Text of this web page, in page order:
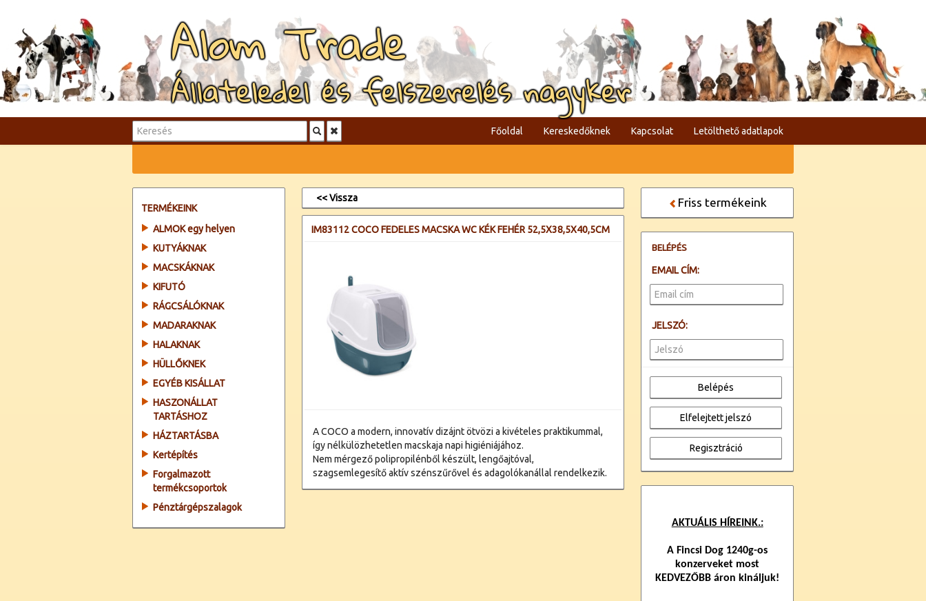
Alom Trade
Állateledel és felszerelés nagyker
Főoldal Kereskedőknek Kapcsolat Letölthető adatlapok
TERMÉKEINK
ALMOK egy helyen
KUTYÁKNAK
MACSKÁKNAK
KIFUTÓ
RÁGCSÁLÓKNAK
MADARAKNAK
HALAKNAK
HÜLLŐKNEK
EGYÉB KISÁLLAT
HASZONÁLLAT
TARTÁSHOZ
HÁZTARTÁSBA
Kertépítés
Forgalmazott
termékcsoportok
Pénztárgépszalagok
<< Vissza
IM83112 COCO FEDELES MACSKA WC KÉK FEHÉR 52,5X38,5X40,5CM
A COCO a modern, innovatív dizájnt ötvözi a kivételes praktikummal,
így nélkülözhetetlen macskaja napi higiéniájához.
Nem mérgező polipropilénből készült, lengőajtóval,
szagsemlegesítő aktív szénszűrővel és adagolókanállal rendelkezik.
Friss termékeink
BELÉPÉS
EMAIL CÍM:
JELSZÓ:
AKTUÁLIS HÍREINK.:
A Fincsi Dog 1240g-os
konzerveket most
KEDVEZŐBB áron kináljuk!